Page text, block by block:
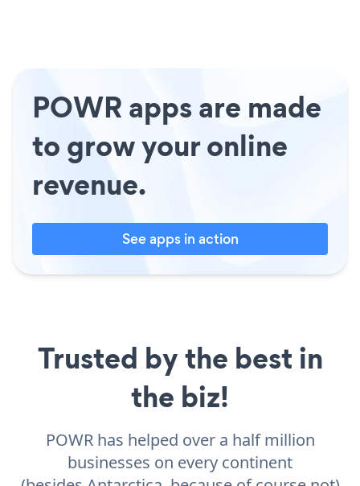
POWR apps are made
to grow your online
revenue.
See apps in action
Trusted by the best in
the biz!
POWR has helped over a half million
businesses on every continent